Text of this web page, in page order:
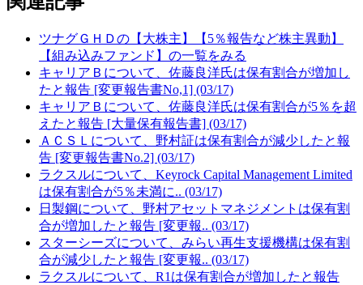
ツナグＧＨＤの【大株主】【5％報告など株主異動】
【組み込みファンド】の一覧をみる
キャリアＢについて、佐藤良洋氏は保有割合が増加し
たと報告 [変更報告書No,1] (03/17)
キャリアＢについて、佐藤良洋氏は保有割合が5％を超
えたと報告 [大量保有報告書] (03/17)
ＡＣＳＬについて、野村証は保有割合が減少したと報
告 [変更報告書No.2] (03/17)
ラクスルについて、Keyrock Capital Management Limited
は保有割合が5％未満に.. (03/17)
日製鋼について、野村アセットマネジメントは保有割
合が増加したと報告 [変更報.. (03/17)
スターシーズについて、みらい再生支援機構は保有割
合が減少したと報告 [変更報.. (03/17)
ラクスルについて、R1は保有割合が増加したと報告